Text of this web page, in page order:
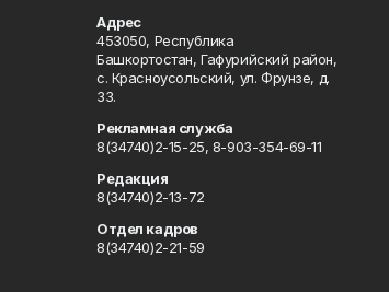
Адрес
453050, Республика
Башкортостан, Гафурийский район,
с. Красноусольский, ул. Фрунзе, д.
33.
Рекламная служба
8(34740)2-15-25, 8-903-354-69-11
Редакция
8(34740)2-13-72
Отдел кадров
8(34740)2-21-59